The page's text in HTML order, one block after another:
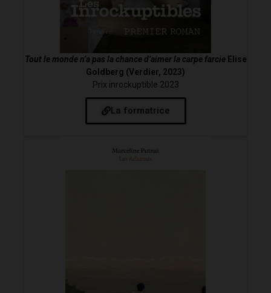
Tout le monde n’a pas la chance d’aimer la carpe farcieElise
Goldberg (Verdier, 2023)
Prix inrockuptible 2023
La formatrice